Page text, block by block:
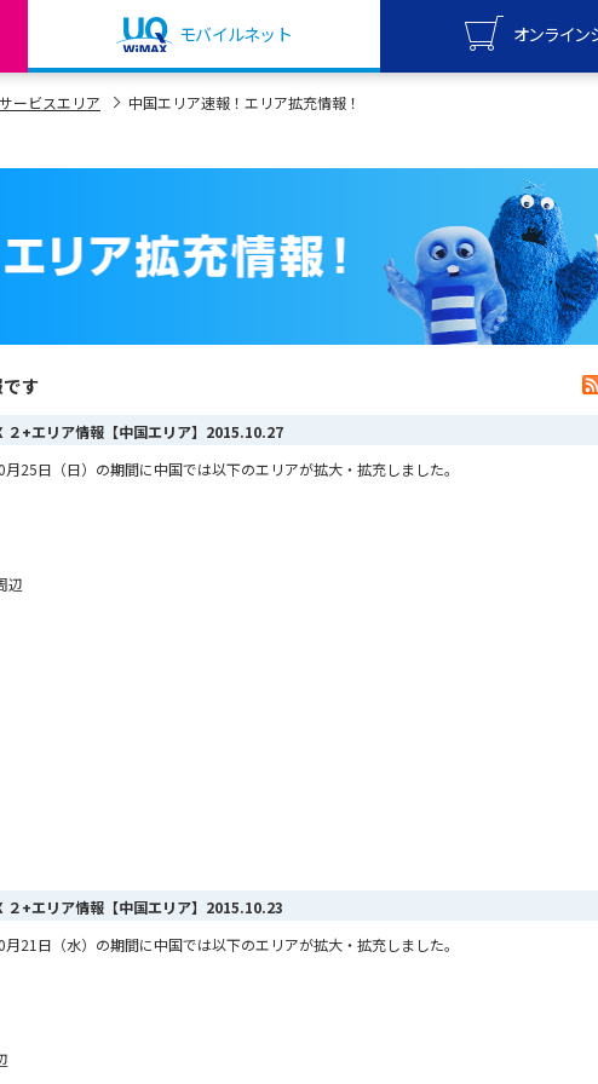
モバイルネット オンライン
UQ WiMAX
オンラインショッ
サービスエリア 中国エリア速報！エリア拡充情報！
す
+エリア情報【中国エリア】 2015.10.27
25日（日）の期間に中国では以下のエリアが拡大・拡充しました。
辺
+エリア情報【中国エリア】 2015.10.23
21日（水）の期間に中国では以下のエリアが拡大・拡充しました。